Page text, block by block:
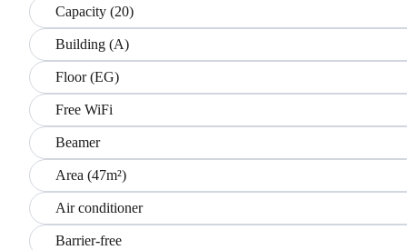
Capacity (20)
Building (A)
Floor (EG)
Free WiFi
Beamer
Area (47m²)
Air conditioner
Barrier-free